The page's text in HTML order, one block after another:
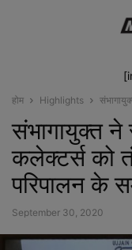
होम Highlights
संभागायुक्त
कलेक्टर्स को
परिपालन के
September 30, 2020